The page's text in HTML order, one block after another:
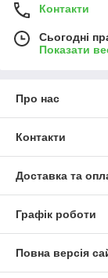
Контакти
Сьогодні
Показати
Про нас
Контакти
Доставка та
Графік роботи
Повна версія